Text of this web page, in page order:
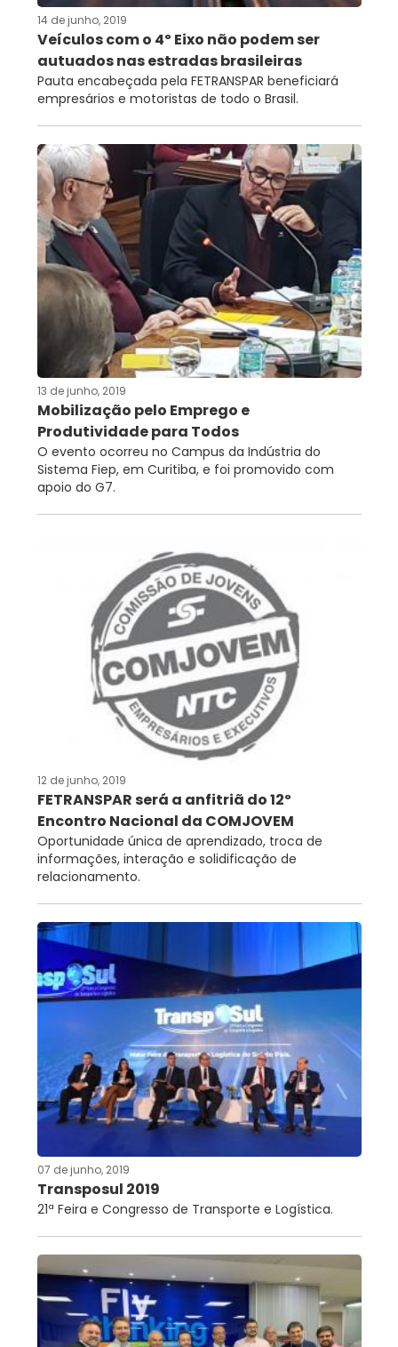
14 de junho, 2019
Veículos com o 4º Eixo não podem ser
autuados nas estradas brasileiras
Pauta encabeçada pela FETRANSPAR beneficiará
empresários e motoristas de todo o Brasil.
13 de junho, 2019
Mobilização pelo Emprego e
Produtividade para Todos
O evento ocorreu no Campus da Indústria do
Sistema Fiep, em Curitiba, e foi promovido com
apoio do G7.
12 de junho, 2019
FETRANSPAR será a anfitriã do 12º
Encontro Nacional da COMJOVEM
Oportunidade única de aprendizado, troca de
informações, interação e solidificação de
relacionamento.
07 de junho, 2019
Transposul 2019
21ª Feira e Congresso de Transporte e Logística.